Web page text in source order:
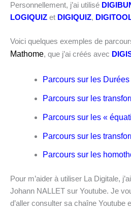
Personnellement, j’ai utilisé
LOGIQUIZ et DIGIQUIZ,
Voici quelques exemples de
Mathome, que j’ai créés avec
Parcours sur les
Parcours sur les
Parcours sur les «
Parcours sur les
Parcours sur les
Pour m’aider à utiliser La Digitale,
Johann NALLET sur Youtube. Je
d’aller consulter sa chaîne Youtube